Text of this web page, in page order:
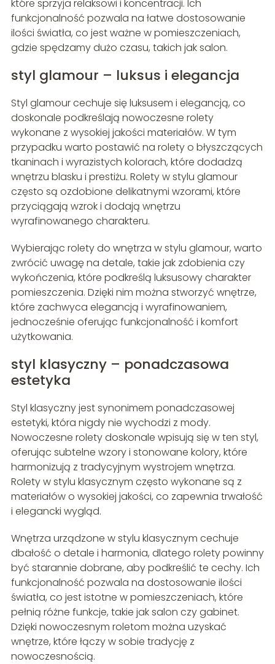
które sprzyja relaksowi i koncentracji. Ich
funkcjonalność pozwala na łatwe dostosowanie
ilości światła, co jest ważne w pomieszczeniach,
gdzie spędzamy dużo czasu, takich jak salon.
styl glamour – luksus i elegancja
Styl glamour cechuje się luksusem i elegancją, co
doskonale podkreślają nowoczesne rolety
wykonane z wysokiej jakości materiałów. W tym
przypadku warto postawić na rolety o błyszczących
tkaninach i wyrazistych kolorach, które dodadzą
wnętrzu blasku i prestiżu. Rolety w stylu glamour
często są ozdobione delikatnymi wzorami, które
przyciągają wzrok i dodają wnętrzu
wyrafinowanego charakteru.
Wybierając rolety do wnętrza w stylu glamour, warto
zwrócić uwagę na detale, takie jak zdobienia czy
wykończenia, które podkreślą luksusowy charakter
pomieszczenia. Dzięki nim można stworzyć wnętrze,
które zachwyca elegancją i wyrafinowaniem,
jednocześnie oferując funkcjonalność i komfort
użytkowania.
styl klasyczny – ponadczasowa
estetyka
Styl klasyczny jest synonimem ponadczasowej
estetyki, która nigdy nie wychodzi z mody.
Nowoczesne rolety doskonale wpisują się w ten styl,
oferując subtelne wzory i stonowane kolory, które
harmonizują z tradycyjnym wystrojem wnętrza.
Rolety w stylu klasycznym często wykonane są z
materiałów o wysokiej jakości, co zapewnia trwałość
i elegancki wygląd.
Wnętrza urządzone w stylu klasycznym cechuje
dbałość o detale i harmonia, dlatego rolety powinny
być starannie dobrane, aby podkreślić te cechy. Ich
funkcjonalność pozwala na dostosowanie ilości
światła, co jest istotne w pomieszczeniach, które
pełnią różne funkcje, takie jak salon czy gabinet.
Dzięki nowoczesnym roletom można uzyskać
wnętrze, które łączy w sobie tradycję z
nowoczesnością.